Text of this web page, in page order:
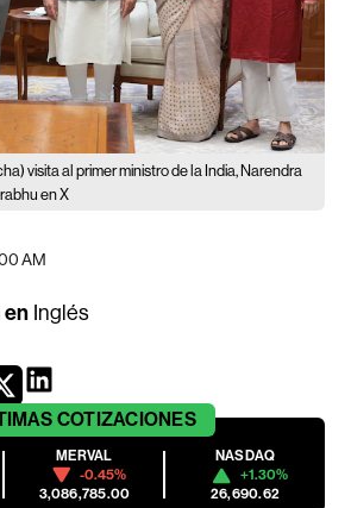
visita al primer ministro de la India, Narendra
en X
AM
en Inglés
COTIZACIONES
MERVAL
-0.45%
3,086,785.00
NASDAQ
+1.30%
26,690.62